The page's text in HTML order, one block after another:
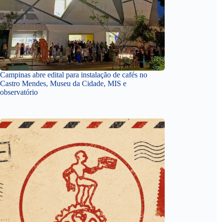
Campinas abre edital para instalação de cafés no
Castro Mendes, Museu da Cidade, MIS e
observatório